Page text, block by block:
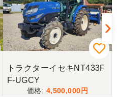
難うございました。また希
したら伺いますのでよろし
トラクターイセキNT433F
F-UGCY
4,500,000